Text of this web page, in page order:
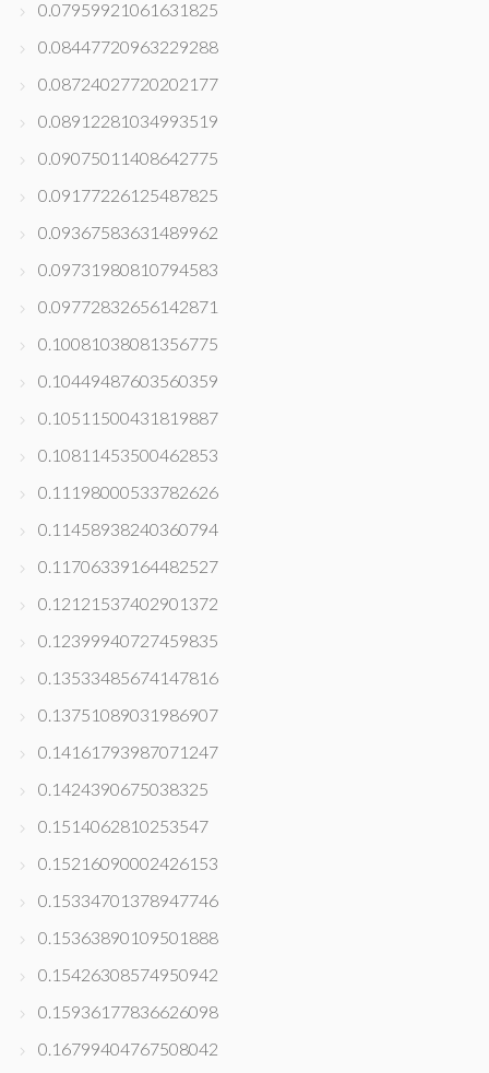
0.07959921061631825
0.08447720963229288
0.08724027720202177
0.08912281034993519
0.09075011408642775
0.09177226125487825
0.09367583631489962
0.09731980810794583
0.09772832656142871
0.10081038081356775
0.10449487603560359
0.10511500431819887
0.10811453500462853
0.11198000533782626
0.11458938240360794
0.11706339164482527
0.12121537402901372
0.12399940727459835
0.13533485674147816
0.13751089031986907
0.14161793987071247
0.1424390675038325
0.1514062810253547
0.15216090002426153
0.15334701378947746
0.15363890109501888
0.15426308574950942
0.15936177836626098
0.16799404767508042